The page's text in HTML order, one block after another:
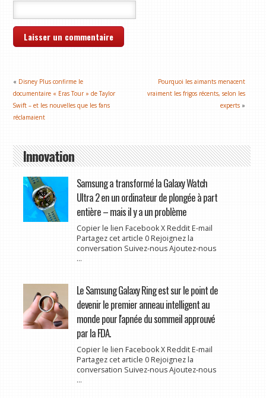
« Disney Plus confirme le
documentaire « Eras Tour » de Taylor
Swift – et les nouvelles que les fans
réclamaient
Pourquoi les aimants menacent
vraiment les frigos récents, selon les
experts »
Innovation
Samsung a transformé la Galaxy Watch
Ultra 2 en un ordinateur de plongée à part
entière – mais il y a un problème
Copier le lien Facebook X Reddit E-mail
Partagez cet article 0 Rejoignez la
conversation Suivez-nous Ajoutez-nous
...
Le Samsung Galaxy Ring est sur le point de
devenir le premier anneau intelligent au
monde pour l'apnée du sommeil approuvé
par la FDA.
Copier le lien Facebook X Reddit E-mail
Partagez cet article 0 Rejoignez la
conversation Suivez-nous Ajoutez-nous
...